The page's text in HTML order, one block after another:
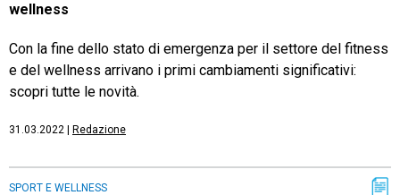
wellness
Con la fine dello stato di emergenza per il settore del fitness
e del wellness arrivano i primi cambiamenti significativi:
scopri tutte le novità.
31.03.2022 Redazione
SPORT E WELLNESS